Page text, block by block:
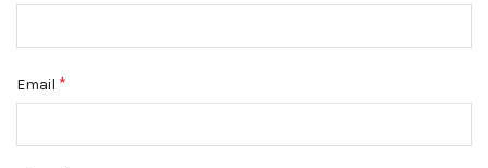
Email *